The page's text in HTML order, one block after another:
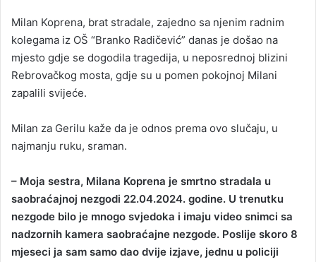
Milan Koprena, brat stradale, zajedno sa njenim radnim
kolegama iz OŠ “Branko Radičević” danas je došao na
mjesto gdje se dogodila tragedija, u neposrednoj blizini
Rebrovačkog mosta, gdje su u pomen pokojnoj Milani
zapalili svijeće.
Milan za Gerilu kaže da je odnos prema ovo slučaju, u
najmanju ruku, sraman.
– Moja sestra, Milana Koprena je smrtno stradala u
saobraćajnoj nezgodi 22.04.2024. godine. U trenutku
nezgode bilo je mnogo svjedoka i imaju video snimci sa
nadzornih kamera saobraćajne nezgode. Poslije skoro 8
mjeseci ja sam samo dao dvije izjave, jednu u policiji